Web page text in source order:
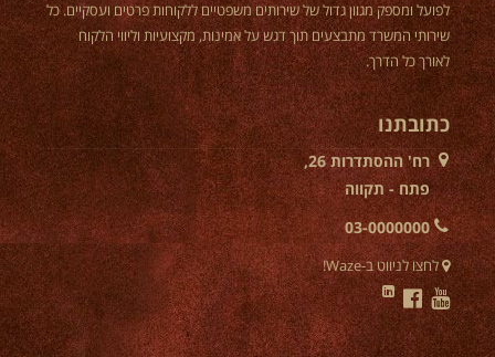
לפועל ומספק מגוון גדול של שירותים משפטיים ללקוחות פרטים ועסקיים. כל
שירותי המשרד מתבצעים תוך דגש על אמינות, מקצועיות וליווי הלקוח
לאורך כל הדרך.
כתובתנו
רח' ההסתדרות 26,
פתח - תקווה
03-0000000
לחצו לניווט ב-Waze!